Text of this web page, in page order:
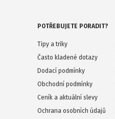
POTŘEBUJETE PORADIT?
Tipy a triky
Často kladené dotazy
Dodací podmínky
Obchodní podmínky
Ceník a aktuální slevy
Ochrana osobních údajů